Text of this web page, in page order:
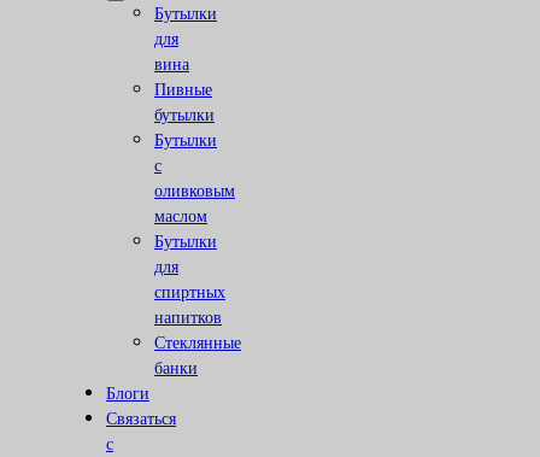
Бутылки
для
вина
Пивные
бутылки
Бутылки
с
оливковым
маслом
Бутылки
для
спиртных
напитков
Стеклянные
банки
Блоги
Связаться
с